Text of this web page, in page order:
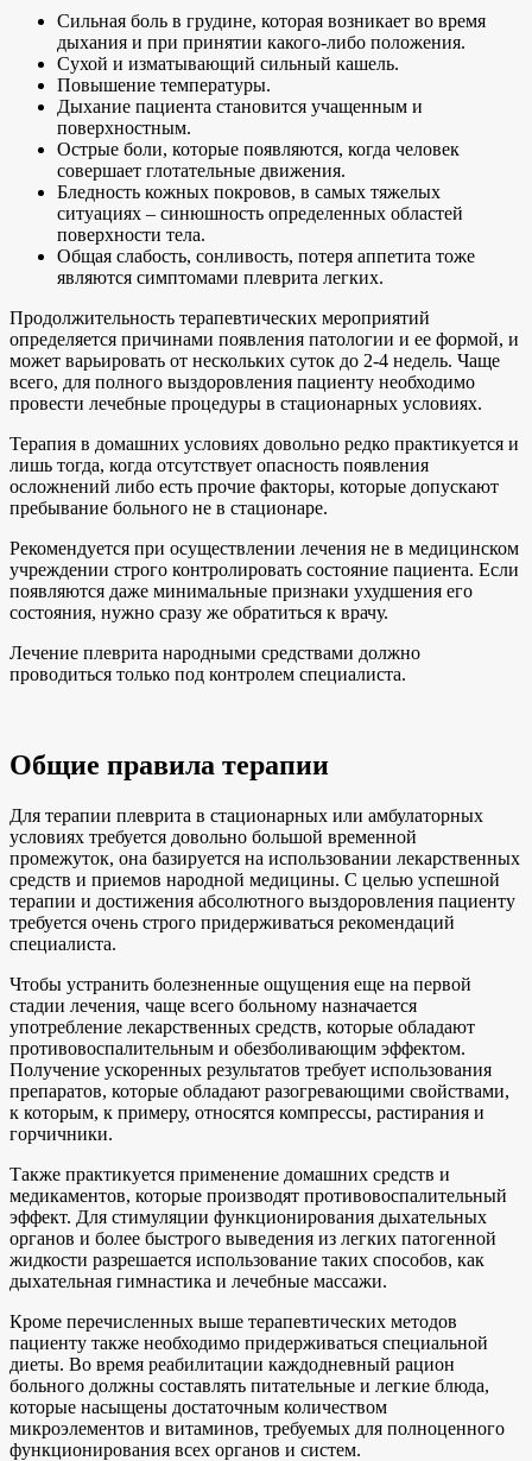
Сильная боль в грудине, которая возникает во время
дыхания и при принятии какого-либо положения.
Сухой и изматывающий сильный кашель.
Повышение температуры.
Дыхание пациента становится учащенным и
поверхностным.
Острые боли, которые появляются, когда человек
совершает глотательные движения.
Бледность кожных покровов, в самых тяжелых
ситуациях – синюшность определенных областей
поверхности тела.
Общая слабость, сонливость, потеря аппетита тоже
являются симптомами плеврита легких.
Продолжительность терапевтических мероприятий
определяется причинами появления патологии и ее формой, и
может варьировать от нескольких суток до 2-4 недель. Чаще
всего, для полного выздоровления пациенту необходимо
провести лечебные процедуры в стационарных условиях.
Терапия в домашних условиях довольно редко практикуется и
лишь тогда, когда отсутствует опасность появления
осложнений либо есть прочие факторы, которые допускают
пребывание больного не в стационаре.
Рекомендуется при осуществлении лечения не в медицинском
учреждении строго контролировать состояние пациента. Если
появляются даже минимальные признаки ухудшения его
состояния, нужно сразу же обратиться к врачу.
Лечение плеврита народными средствами должно
проводиться только под контролем специалиста.
Общие правила терапии
Для терапии плеврита в стационарных или амбулаторных
условиях требуется довольно большой временной
промежуток, она базируется на использовании лекарственных
средств и приемов народной медицины. С целью успешной
терапии и достижения абсолютного выздоровления пациенту
требуется очень строго придерживаться рекомендаций
специалиста.
Чтобы устранить болезненные ощущения еще на первой
стадии лечения, чаще всего больному назначается
употребление лекарственных средств, которые обладают
противовоспалительным и обезболивающим эффектом.
Получение ускоренных результатов требует использования
препаратов, которые обладают разогревающими свойствами,
к которым, к примеру, относятся компрессы, растирания и
горчичники.
Также практикуется применение домашних средств и
медикаментов, которые производят противовоспалительный
эффект. Для стимуляции функционирования дыхательных
органов и более быстрого выведения из легких патогенной
жидкости разрешается использование таких способов, как
дыхательная гимнастика и лечебные массажи.
Кроме перечисленных выше терапевтических методов
пациенту также необходимо придерживаться специальной
диеты. Во время реабилитации каждодневный рацион
больного должны составлять питательные и легкие блюда,
которые насыщены достаточным количеством
микроэлементов и витаминов, требуемых для полноценного
функционирования всех органов и систем.